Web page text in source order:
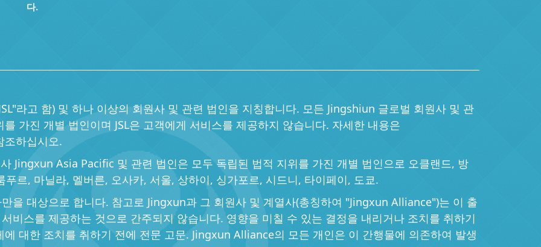
다.
라고 함) 및 하나 이상의 회원사 및 관련 법인을 지칭합니다. 모든 Jingshiun 글로벌 회원사 및 관
가진 개별 법인이며 JSL은 고객에게 서비스를 제공하지 않습니다. 자세한 내용은
하십시오.
Jingxun Asia Pacific 및 관련 법인은 모두 독립된 법적 지위를 가진 개별 법인으로 오클랜드, 방
르, 마닐라, 멜버른, 오사카, 서울, 상하이, 싱가포르, 시드니, 타이페이, 도쿄.
을 대상으로 합니다. 참고로 Jingxun과 그 회원사 및 계열사(총칭하여 "Jingxun Alliance")는 이 출
비스를 제공하는 것으로 간주되지 않습니다. 영향을 미칠 수 있는 결정을 내리거나 조치를 취하기
대한 조치를 취하기 전에 전문 고문. Jingxun Alliance의 모든 개인은 이 간행물에 의존하여 발생